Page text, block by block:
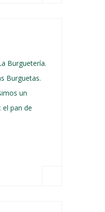
Burguetería.
Burguetas.
un
pan de